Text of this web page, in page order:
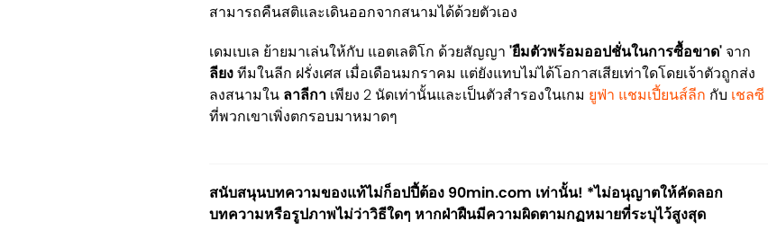
สามารถคืนสติและเดินออกจากสนามได้ด้วยตัวเอง
เดมเบเล ย้ายมาเล่นให้กับ แอตเลติโก ด้วยสัญญา 'ยืมตัวพร้อมออปชั่นในการซื้อขาด' จาก
ลียงทีมในลีก ฝรั่งเศส เมื่อเดือนมกราคม แต่ยังแทบไม่ได้โอกาสเสียเท่าใดโดยเจ้าตัวถูกส่ง
ลงสนามใน ลาลีกา เพียง 2 นัดเท่านั้นและเป็นตัวสำรองในเกม ยูฟ่า แชมเปี้ยนส์ลีก กับ เชลซี
ที่พวกเขาเพิ่งตกรอบมาหมาดๆ
สนับสนุนบทความของแท้ไม่ก็อปปี้ต้อง 90min.com เท่านั้น! *ไม่อนุญาตให้คัดลอก
บทความหรือรูปภาพไม่ว่าวิธีใดๆ หากฝ่าฝืนมีความผิดตามกฏหมายที่ระบุไว้สูงสุด